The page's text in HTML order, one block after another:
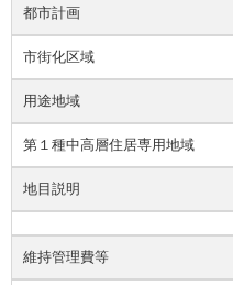
都市計画
市街化区域
用途地域
第１種中高層住居専用地域
地目説明
維持管理費等